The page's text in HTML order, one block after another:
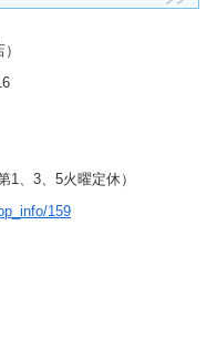
1、3、5火曜定休）
159